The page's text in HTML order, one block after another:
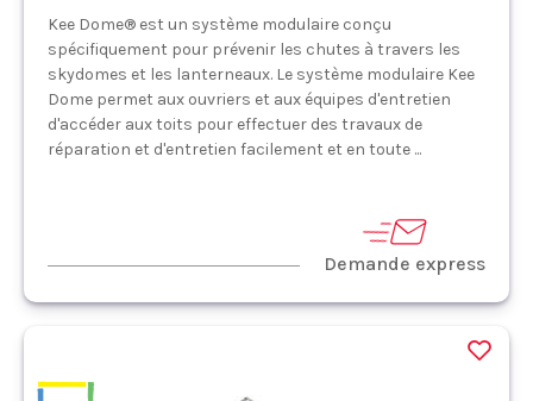
Kee Dome® est un système modulaire conçu
spécifiquement pour prévenir les chutes à travers les
skydomes et les lanterneaux. Le système modulaire Kee
Dome permet aux ouvriers et aux équipes d'entretien
d'accéder aux toits pour effectuer des travaux de
réparation et d'entretien facilement et en toute ...
Demande express